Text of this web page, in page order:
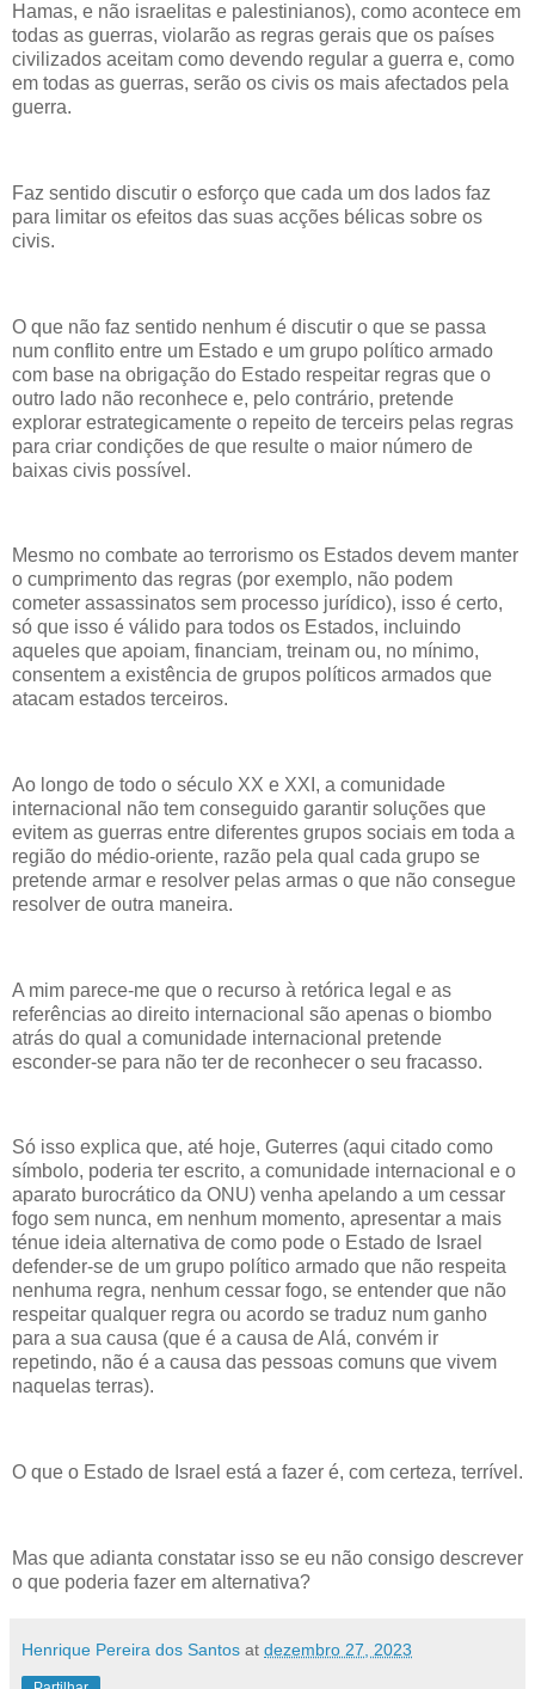
Hamas, e não israelitas e palestinianos), como acontece em
todas as guerras, violarão as regras gerais que os países
civilizados aceitam como devendo regular a guerra e, como
em todas as guerras, serão os civis os mais afectados pela
guerra.
Faz sentido discutir o esforço que cada um dos lados faz
para limitar os efeitos das suas acções bélicas sobre os
civis.
O que não faz sentido nenhum é discutir o que se passa
num conflito entre um Estado e um grupo político armado
com base na obrigação do Estado respeitar regras que o
outro lado não reconhece e, pelo contrário, pretende
explorar estrategicamente o repeito de terceirs pelas regras
para criar condições de que resulte o maior número de
baixas civis possível.
Mesmo no combate ao terrorismo os Estados devem manter
o cumprimento das regras (por exemplo, não podem
cometer assassinatos sem processo jurídico), isso é certo,
só que isso é válido para todos os Estados, incluindo
aqueles que apoiam, financiam, treinam ou, no mínimo,
consentem a existência de grupos políticos armados que
atacam estados terceiros.
Ao longo de todo o século XX e XXI, a comunidade
internacional não tem conseguido garantir soluções que
evitem as guerras entre diferentes grupos sociais em toda a
região do médio-oriente, razão pela qual cada grupo se
pretende armar e resolver pelas armas o que não consegue
resolver de outra maneira.
A mim parece-me que o recurso à retórica legal e as
referências ao direito internacional são apenas o biombo
atrás do qual a comunidade internacional pretende
esconder-se para não ter de reconhecer o seu fracasso.
Só isso explica que, até hoje, Guterres (aqui citado como
símbolo, poderia ter escrito, a comunidade internacional e o
aparato burocrático da ONU) venha apelando a um cessar
fogo sem nunca, em nenhum momento, apresentar a mais
ténue ideia alternativa de como pode o Estado de Israel
defender-se de um grupo político armado que não respeita
nenhuma regra, nenhum cessar fogo, se entender que não
respeitar qualquer regra ou acordo se traduz num ganho
para a sua causa (que é a causa de Alá, convém ir
repetindo, não é a causa das pessoas comuns que vivem
naquelas terras).
O que o Estado de Israel está a fazer é, com certeza, terrível.
Mas que adianta constatar isso se eu não consigo descrever
o que poderia fazer em alternativa?
Henrique Pereira dos Santos at dezembro 27, 2023